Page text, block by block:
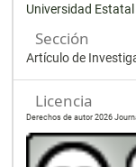
Universidad
Sección
Artículo de
Licencia
Derechos de autor 2026